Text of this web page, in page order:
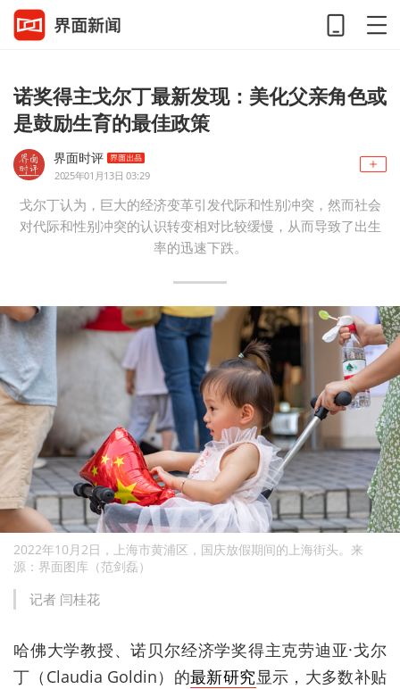
诺奖得主戈尔丁最新发现：美化父亲角色或
是鼓励生育的最佳政策
界面时评
2025年01月13日 03:29
戈尔丁认为，巨大的经济变革引发代际和性别冲突，然而社会
对代际和性别冲突的认识转变相对比较缓慢，从而导致了出生
率的迅速下跌。
2022年10月2日，上海市黄浦区，国庆放假期间的上海街头。来
源：界面图库（范剑磊）
记者 闫桂花
哈佛大学教授、诺贝尔经济学奖得主克劳迪亚·戈尔
丁（Claudia Goldin）的最新研究显示，大多数补贴